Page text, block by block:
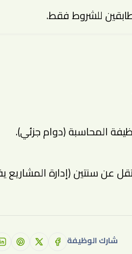
للشروط فقط.
المحاسبة (دوام جزئي).
عن سنتين (إدارة المشاريع
شارك الوظيفة